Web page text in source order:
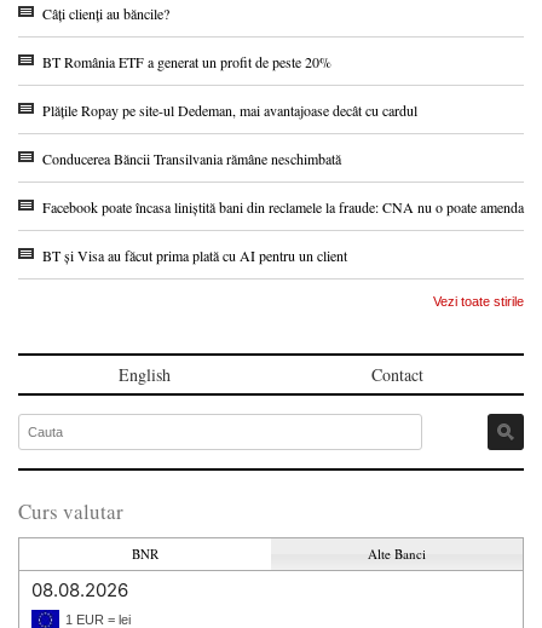
Câți clienți au băncile?
BT România ETF a generat un profit de peste 20%
Plățile Ropay pe site-ul Dedeman, mai avantajoase decât cu cardul
Conducerea Băncii Transilvania rămâne neschimbată
Facebook poate încasa liniștită bani din reclamele la fraude: CNA nu o poate amenda
BT și Visa au făcut prima plată cu AI pentru un client
Vezi toate stirile
English Contact
Curs valutar
BNR Alte Banci
08.08.2026
1 EUR = lei